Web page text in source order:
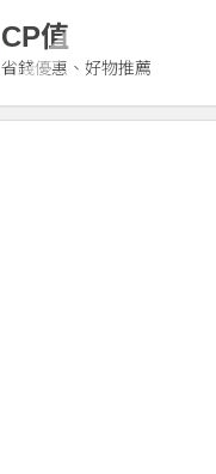
CP值
省錢優惠、好物推薦